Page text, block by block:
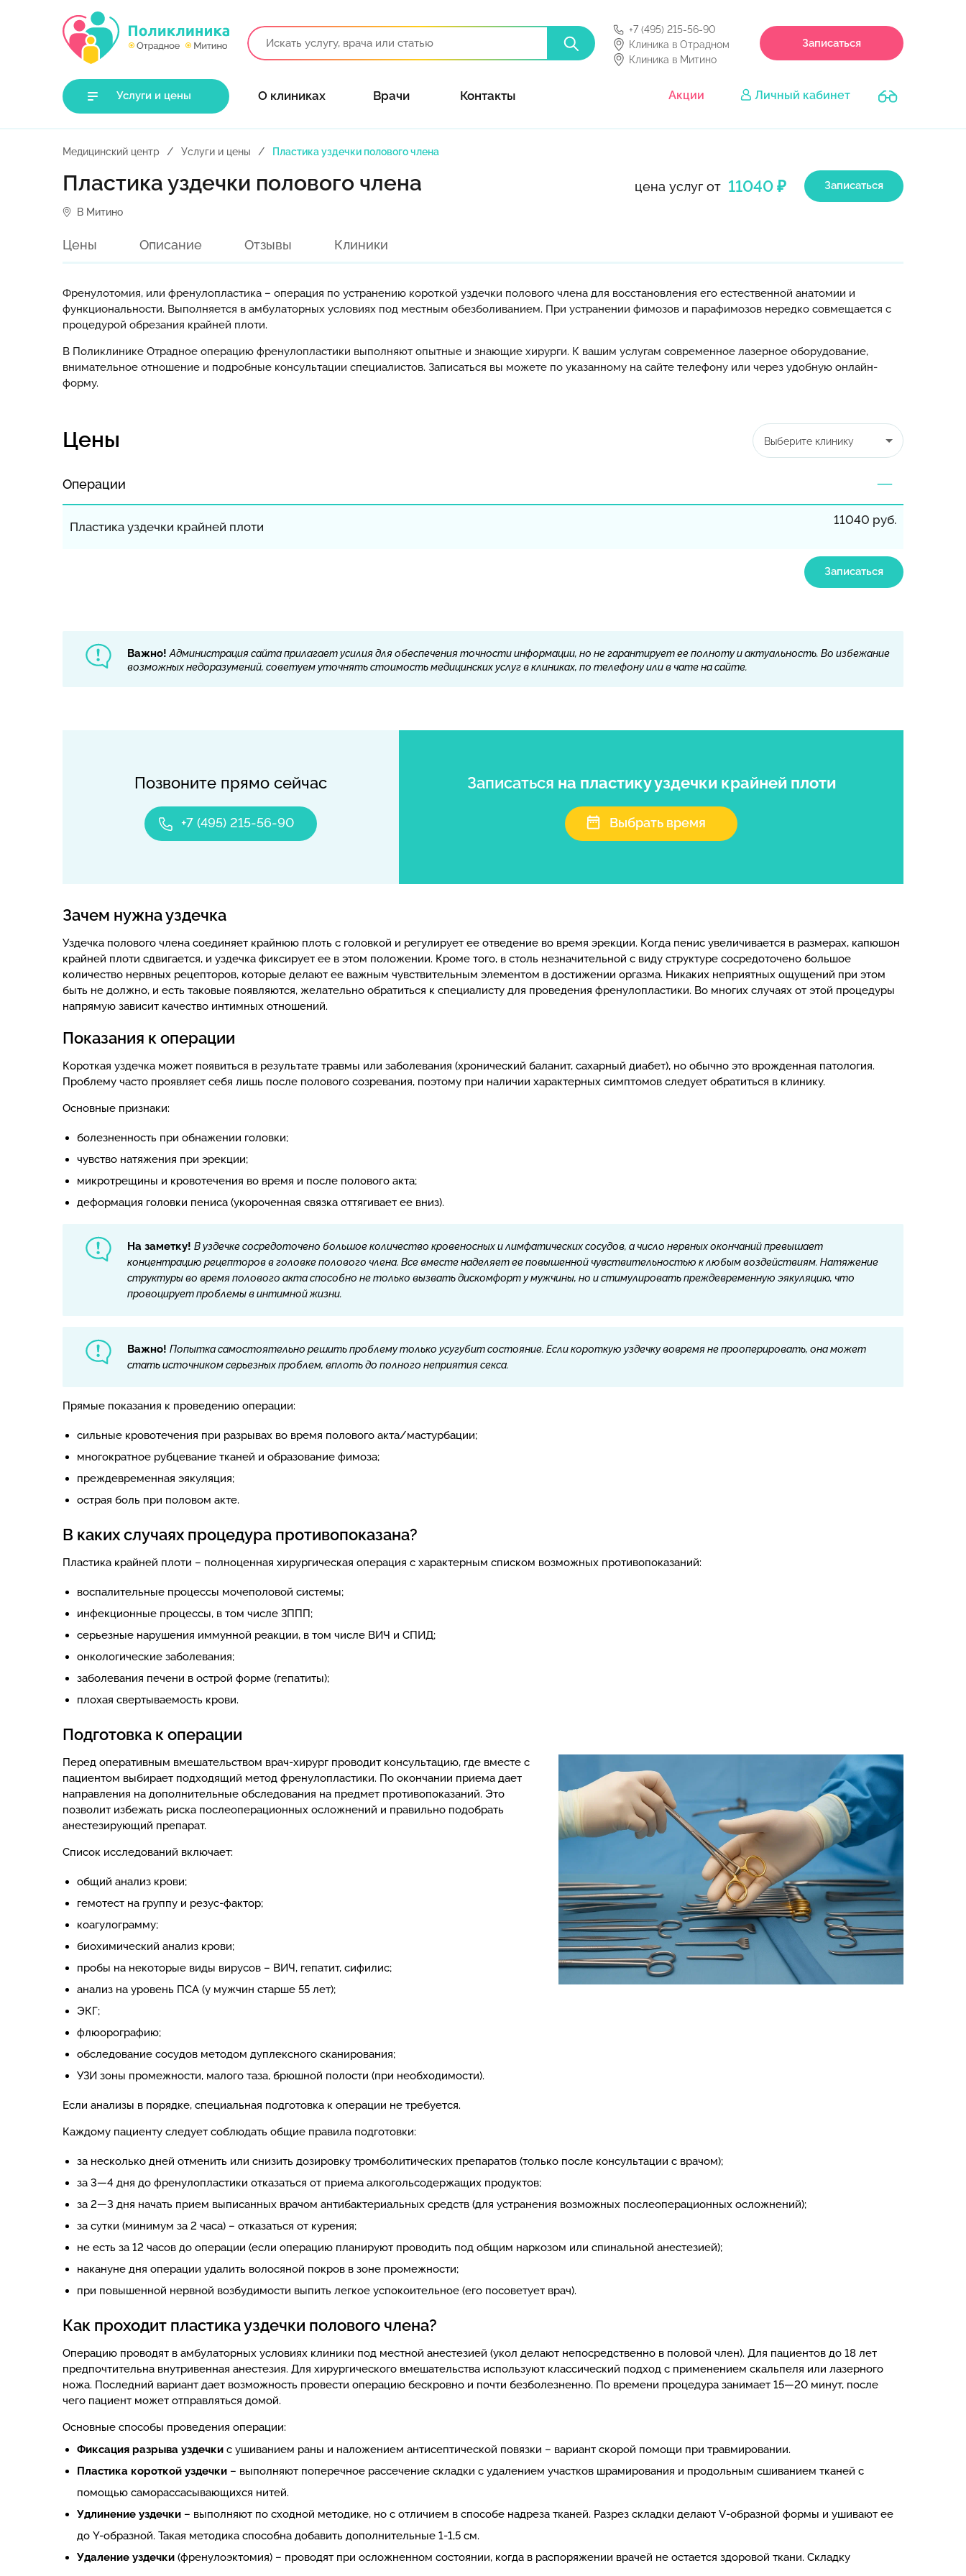
+7 (495) 215-56-90
Клиника в Отрадном
Клиника в Митино
Записаться
Услуги и цены О клиниках Врачи Контакты Акции Личный кабинет
Медицинский центр Услуги и цены Пластика уздечки полового члена
цена услуг от 11040 ₽ Записаться
Пластика уздечки полового члена
В Митино
Цены Описание Отзывы Клиники
Френулотомия, или френулопластика – операция по устранению короткой уздечки полового члена для восстановления его естественной анатомии и
функциональности. Выполняется в амбулаторных условиях под местным обезболиванием. При устранении фимозов и парафимозов нередко совмещается с
процедурой обрезания крайней плоти.
В Поликлинике Отрадное операцию френулопластики выполняют опытные и знающие хирурги. К вашим услугам современное лазерное оборудование,
внимательное отношение и подробные консультации специалистов. Записаться вы можете по указанному на сайте телефону или через удобную онлайн-
форму.
Цены Выберите клинику
Операции
Пластика уздечки крайней плоти 11040 руб.
Записаться
Важно! Администрация сайта прилагает усилия для обеспечения точности информации, но не гарантирует ее полноту и актуальность. Во избежание
возможных недоразумений, советуем уточнять стоимость медицинских услуг в клиниках, по телефону или в чате на сайте.
Позвоните прямо сейчас
+7 (495) 215-56-90
Записаться на пластику уздечки крайней плоти
Выбрать время
Зачем нужна уздечка
Уздечка полового члена соединяет крайнюю плоть с головкой и регулирует ее отведение во время эрекции. Когда пенис увеличивается в размерах, капюшон
крайней плоти сдвигается, и уздечка фиксирует ее в этом положении. Кроме того, в столь незначительной с виду структуре сосредоточено большое
количество нервных рецепторов, которые делают ее важным чувствительным элементом в достижении оргазма. Никаких неприятных ощущений при этом
быть не должно, и есть таковые появляются, желательно обратиться к специалисту для проведения френулопластики. Во многих случаях от этой процедуры
напрямую зависит качество интимных отношений.
Показания к операции
Короткая уздечка может появиться в результате травмы или заболевания (хронический баланит, сахарный диабет), но обычно это врожденная патология.
Проблему часто проявляет себя лишь после полового созревания, поэтому при наличии характерных симптомов следует обратиться в клинику.
Основные признаки:
болезненность при обнажении головки;
чувство натяжения при эрекции;
микротрещины и кровотечения во время и после полового акта;
деформация головки пениса (укороченная связка оттягивает ее вниз).
На заметку! В уздечке сосредоточено большое количество кровеносных и лимфатических сосудов, а число нервных окончаний превышает
концентрацию рецепторов в головке полового члена. Все вместе наделяет ее повышенной чувствительностью к любым воздействиям. Натяжение
структуры во время полового акта способно не только вызвать дискомфорт у мужчины, но и стимулировать преждевременную эякуляцию, что
провоцирует проблемы в интимной жизни.
Важно! Попытка самостоятельно решить проблему только усугубит состояние. Если короткую уздечку вовремя не прооперировать, она может
стать источником серьезных проблем, вплоть до полного неприятия секса.
Прямые показания к проведению операции:
сильные кровотечения при разрывах во время полового акта/мастурбации;
многократное рубцевание тканей и образование фимоза;
преждевременная эякуляция;
острая боль при половом акте.
В каких случаях процедура противопоказана?
Пластика крайней плоти – полноценная хирургическая операция с характерным списком возможных противопоказаний:
воспалительные процессы мочеполовой системы;
инфекционные процессы, в том числе ЗППП;
серьезные нарушения иммунной реакции, в том числе ВИЧ и СПИД;
онкологические заболевания;
заболевания печени в острой форме (гепатиты);
плохая свертываемость крови.
Подготовка к операции
Перед оперативным вмешательством врач-хирург проводит консультацию, где вместе с
пациентом выбирает подходящий метод френулопластики. По окончании приема дает
направления на дополнительные обследования на предмет противопоказаний. Это
позволит избежать риска послеоперационных осложнений и правильно подобрать
анестезирующий препарат.
Список исследований включает:
общий анализ крови;
гемотест на группу и резус-фактор;
коагулограмму;
биохимический анализ крови;
пробы на некоторые виды вирусов – ВИЧ, гепатит, сифилис;
анализ на уровень ПСА (у мужчин старше 55 лет);
ЭКГ;
флюорографию;
обследование сосудов методом дуплексного сканирования;
УЗИ зоны промежности, малого таза, брюшной полости (при необходимости).
Если анализы в порядке, специальная подготовка к операции не требуется.
Каждому пациенту следует соблюдать общие правила подготовки:
за несколько дней отменить или снизить дозировку тромболитических препаратов (только после консультации с врачом);
за 3—4 дня до френулопластики отказаться от приема алкогольсодержащих продуктов;
за 2—3 дня начать прием выписанных врачом антибактериальных средств (для устранения возможных послеоперационных осложнений);
за сутки (минимум за 2 часа) – отказаться от курения;
не есть за 12 часов до операции (если операцию планируют проводить под общим наркозом или спинальной анестезией);
накануне дня операции удалить волосяной покров в зоне промежности;
при повышенной нервной возбудимости выпить легкое успокоительное (его посоветует врач).
Как проходит пластика уздечки полового члена?
Операцию проводят в амбулаторных условиях клиники под местной анестезией (укол делают непосредственно в половой член). Для пациентов до 18 лет
предпочтительна внутривенная анестезия. Для хирургического вмешательства используют классический подход с применением скальпеля или лазерного
ножа. Последний вариант дает возможность провести операцию бескровно и почти безболезненно. По времени процедура занимает 15—20 минут, после
чего пациент может отправляться домой.
Основные способы проведения операции:
Фиксация разрыва уздечки с ушиванием раны и наложением антисептической повязки – вариант скорой помощи при травмировании.
Пластика короткой уздечки – выполняют поперечное рассечение складки с удалением участков шрамирования и продольным сшиванием тканей с
помощью саморассасывающихся нитей.
Удлинение уздечки – выполняют по сходной методике, но с отличием в способе надреза тканей. Разрез складки делают V-образной формы и ушивают ее
до Y-образной. Такая методика способна добавить дополнительные 1-1,5 см.
Удаление уздечки (френулоэктомия) – проводят при осложненном состоянии, когда в распоряжении врачей не остается здоровой ткани. Складку